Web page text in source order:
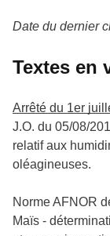
Date du dernier
Textes en
Arrêté du 1er
J.O. du 05/08/
relatif aux
oléagineuses.
Norme AFNOR
Maïs -